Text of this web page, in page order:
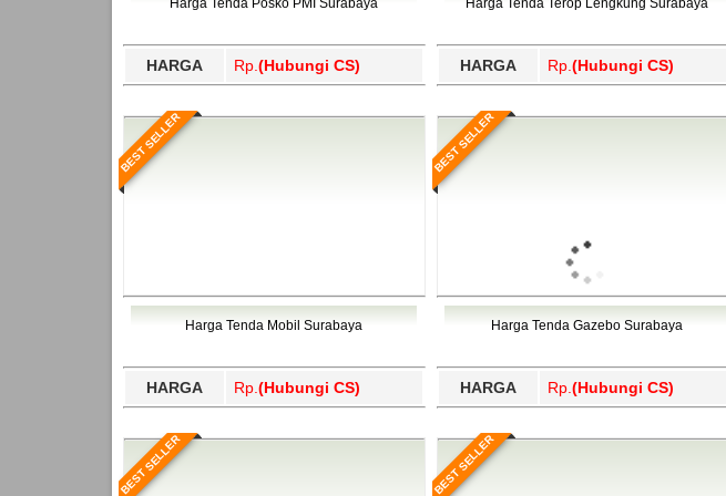
HARGA Rp. (Hubungi CS) HARGA Rp. (Hubungi CS)
BEST SELLER
Harga Tenda Mobil Surabaya
HARGA Rp. (Hubungi CS)
BEST SELLER
Harga Tenda Gazebo Surabaya
HARGA Rp. (Hubungi CS)
BEST SELLER BEST SELLER